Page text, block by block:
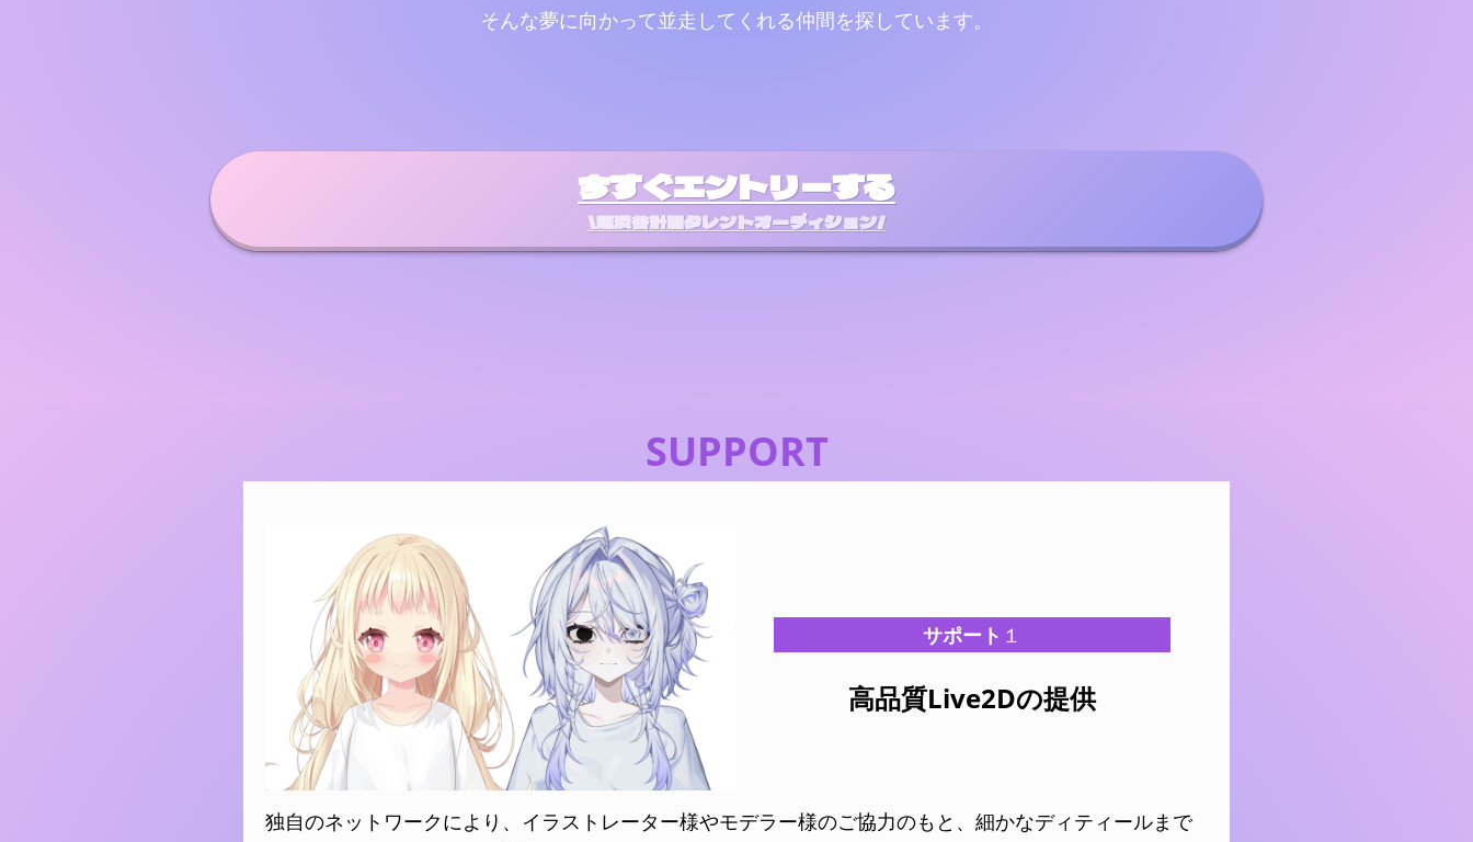
そんな夢に向かって並走してくれる仲間を探しています。
今すぐエントリーする
＼超渋谷計画タレントオーディション／
SUPPORT
サポート １
高品質Live2Dの提供
独自のネットワークにより、イラストレーター様やモデラー様のご協力のもと、細かなディティールまで